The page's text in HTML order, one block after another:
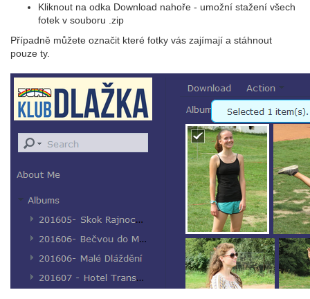
Kliknout na odka Download nahoře - umožní stažení všech
fotek v souboru .zip
Případně můžete označit které fotky vás zajímají a stáhnout
pouze ty.